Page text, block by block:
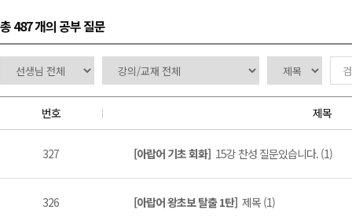
총 487 개의 공부 질문
번호 제목
327 [아랍어 기초 회화] 15강 찬성 질문있습니다. (1)
326 [아랍어 왕초보 탈출 1탄] 제목 (1)